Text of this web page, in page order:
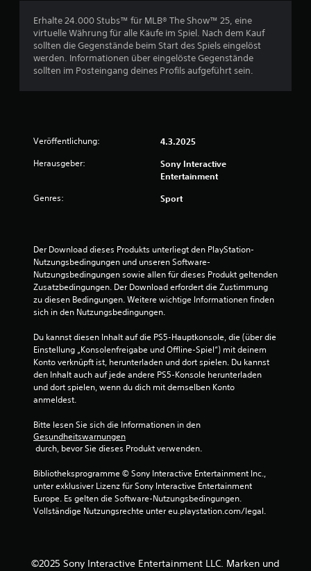
h
e
B
u
n
g
4
.
o
n
Erhalte 24.000 Stubs™ für MLB® The Show™ 25, eine
virtuelle Währung für alle Käufe im Spiel. Nach dem Kauf
sollten die Gegenstände beim Start des Spiels eingelöst
werden. Informationen über eingelöste Gegenstände
sollten im Posteingang deines Profils aufgeführt sein.
Veröffentlichung: 4.3.2025
Herausgeber:
Sony Interactive
Entertainment
Genres: Sport
Der Download dieses Produkts unterliegt den PlayStation-
Nutzungsbedingungen und unseren Software-
Nutzungsbedingungen sowie allen für dieses Produkt geltenden
Zusatzbedingungen. Der Download erfordert die Zustimmung
zu diesen Bedingungen. Weitere wichtige Informationen finden
sich in den Nutzungsbedingungen.
Du kannst diesen Inhalt auf die PS5-Hauptkonsole, die (über die
Einstellung „Konsolenfreigabe und Offline-Spiel“) mit deinem
Konto verknüpft ist, herunterladen und dort spielen. Du kannst
den Inhalt auch auf jede andere PS5-Konsole herunterladen
und dort spielen, wenn du dich mit demselben Konto
anmeldest.
Bitte lesen Sie sich die Informationen in den
Gesundheitswarnungen
durch, bevor Sie dieses Produkt verwenden.
Bibliotheksprogramme © Sony Interactive Entertainment Inc.,
unter exklusiver Lizenz für Sony Interactive Entertainment
Europe. Es gelten die Software-Nutzungsbedingungen.
Vollständige Nutzungsrechte unter eu.playstation.com/legal.
©2025 Sony Interactive Entertainment LLC. Marken und